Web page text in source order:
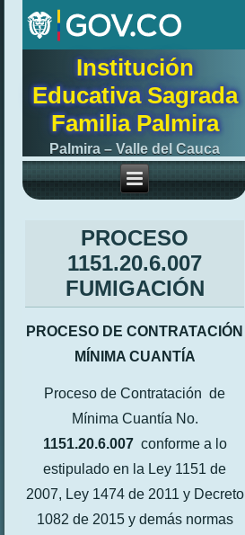
Institución
Educativa Sagrada
Familia Palmira
Palmira – Valle del Cauca
PROCESO
1151.20.6.007
FUMIGACIÓN
PROCESO DE CONTRATACIÓN
MÍNIMA CUANTÍA
Proceso de Contratación de
Mínima Cuantía No.
1151.20.6.007 conforme a lo
estipulado en la Ley 1151 de
2007, Ley 1474 de 2011 y Decreto
1082 de 2015 y demás normas